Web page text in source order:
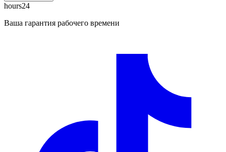
hours24
Ваша гарантия рабочего времени